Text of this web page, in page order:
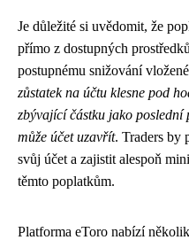
Je důležité si uvědomit, že
přímo z dostupných
postupnému snižování
zůstatek na účtu klesne pod
zbývající částku jako poslední
může účet uzavřít. Traders by
svůj účet a zajistit alespoň
těmto poplatkům.
Platforma eToro nabízí